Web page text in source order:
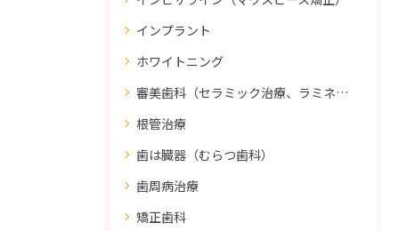
インプラント
ホワイトニング
審美歯科（セラミック治療、ラミネートべニア、ダイレクトボンディング）
根管治療
歯は臓器（むらつ歯科）
歯周病治療
矯正歯科